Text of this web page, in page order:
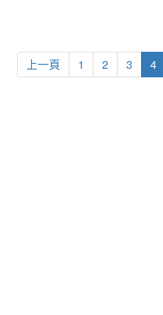
上一頁 1 2 3 4